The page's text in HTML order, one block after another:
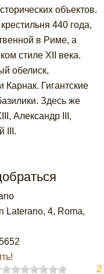
объектов.
440 года,
в Риме, а
стиле XII века.
обелиск,
Карнак. Гигантские
Здесь же
Александр III,
III.
Laterano, 4, Roma,
2